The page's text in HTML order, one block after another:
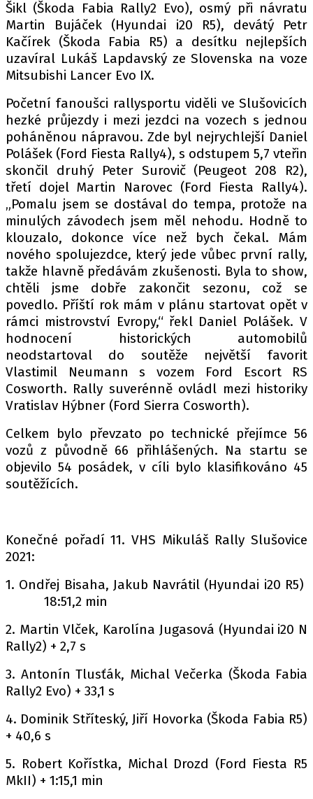
Šikl (Škoda Fabia Rally2 Evo), osmý při návratu
Martin Bujáček (Hyundai i20 R5), devátý Petr
Kačírek (Škoda Fabia R5) a desítku nejlepších
uzavíral Lukáš Lapdavský ze Slovenska na voze
Mitsubishi Lancer Evo IX.
Početní fanoušci rallysportu viděli ve Slušovicích
hezké průjezdy i mezi jezdci na vozech s jednou
poháněnou nápravou. Zde byl nejrychlejší Daniel
Polášek (Ford Fiesta Rally4), s odstupem 5,7 vteřin
skončil druhý Peter Surovič (Peugeot 208 R2),
třetí dojel Martin Narovec (Ford Fiesta Rally4).
„Pomalu jsem se dostával do tempa, protože na
minulých závodech jsem měl nehodu. Hodně to
klouzalo, dokonce více než bych čekal. Mám
nového spolujezdce, který jede vůbec první rally,
takže hlavně předávám zkušenosti. Byla to show,
chtěli jsme dobře zakončit sezonu, což se
povedlo. Příští rok mám v plánu startovat opět v
rámci mistrovství Evropy,“ řekl Daniel Polášek. V
hodnocení historických automobilů
neodstartoval do soutěže největší favorit
Vlastimil Neumann s vozem Ford Escort RS
Cosworth. Rally suverénně ovládl mezi historiky
Vratislav Hýbner (Ford Sierra Cosworth).
Celkem bylo převzato po technické přejímce 56
vozů z původně 66 přihlášených. Na startu se
objevilo 54 posádek, v cíli bylo klasifikováno 45
soutěžících.
Konečné pořadí 11. VHS Mikuláš Rally Slušovice
2021:
1. Ondřej Bisaha, Jakub Navrátil (Hyundai i20 R5)
18:51,2 min
2. Martin Vlček, Karolína Jugasová (Hyundai i20 N
Rally2) + 2,7 s
3. Antonín Tlusťák, Michal Večerka (Škoda Fabia
Rally2 Evo) + 33,1 s
4. Dominik Stříteský, Jiří Hovorka (Škoda Fabia R5)
+ 40,6 s
5. Robert Kořístka, Michal Drozd (Ford Fiesta R5
MkII) + 1:15,1 min